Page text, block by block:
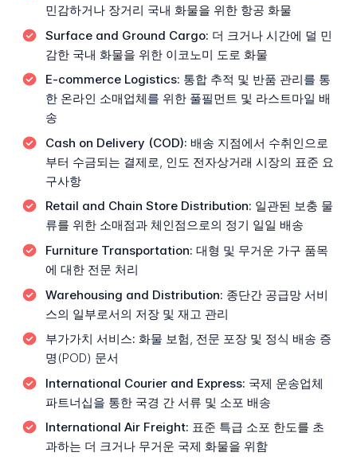
민감하거나 장거리 국내 화물을 위한 항공 화물
Surface and Ground Cargo: 더 크거나 시간에 덜 민
감한 국내 화물을 위한 이코노미 도로 화물
E-commerce Logistics: 통합 추적 및 반품 관리를 통
한 온라인 소매업체를 위한 풀필먼트 및 라스트마일 배
송
Cash on Delivery (COD): 배송 지점에서 수취인으로
부터 수금되는 결제로, 인도 전자상거래 시장의 표준 요
구사항
Retail and Chain Store Distribution: 일관된 보충 물
류를 위한 소매점과 체인점으로의 정기 일일 배송
Furniture Transportation: 대형 및 무거운 가구 품목
에 대한 전문 처리
Warehousing and Distribution: 종단간 공급망 서비
스의 일부로서의 저장 및 재고 관리
부가가치 서비스: 화물 보험, 전문 포장 및 정식 배송 증
명(POD) 문서
International Courier and Express: 국제 운송업체
파트너십을 통한 국경 간 서류 및 소포 배송
International Air Freight: 표준 특급 소포 한도를 초
과하는 더 크거나 무거운 국제 화물을 위함